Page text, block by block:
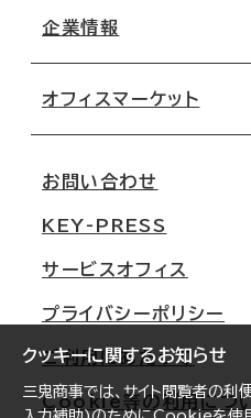
クッキーに関するお知らせ
三鬼商事では、サイト閲覧者の利
地図から探す
路線・駅から探す
移転コストシミュレーション
移転スケジュール
オフィス移転Q&A
企業情報
オフィスマーケット
大阪
名古屋
札幌
仙台
横浜
お問い合わせ
KEY-PRESS
サービスオフィス
プライバシーポリシー
ご利用にあたって
Cookie等の利用につ